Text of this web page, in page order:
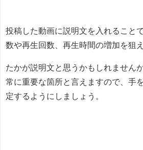
投稿した動画に説明文を入れること
数や再生回数、再生時間の増加を狙え
たかが説明文と思うかもしれません
常に重要な箇所と言えますので、手
定するようにしましょう。